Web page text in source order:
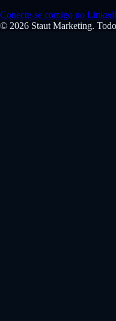
Conecte-se comigo no
© 2026 Staut Marketing.